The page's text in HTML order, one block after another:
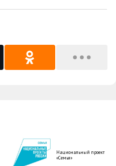
Национальный проект
«Семья»